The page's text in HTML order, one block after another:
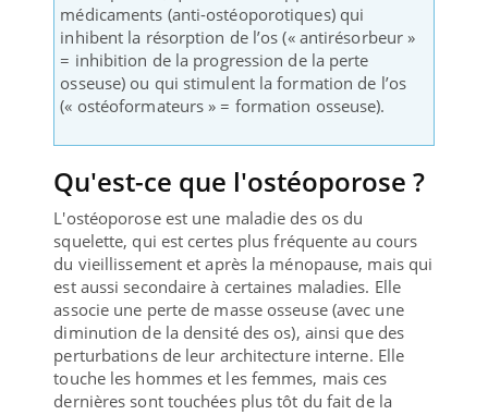
médicaments (anti-ostéoporotiques) qui
inhibent la résorption de l’os (« antirésorbeur »
= inhibition de la progression de la perte
osseuse) ou qui stimulent la formation de l’os
(« ostéoformateurs » = formation osseuse).
Qu'est-ce que l'ostéoporose ?
L'ostéoporose est une maladie des os du
squelette, qui est certes plus fréquente au cours
du vieillissement et après la ménopause, mais qui
est aussi secondaire à certaines maladies. Elle
associe une perte de masse osseuse (avec une
diminution de la densité des os), ainsi que des
perturbations de leur architecture interne. Elle
touche les hommes et les femmes, mais ces
dernières sont touchées plus tôt du fait de la